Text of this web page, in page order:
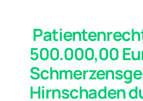
500.000,00
Hirnschaden